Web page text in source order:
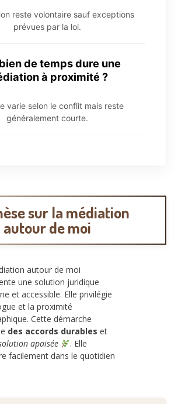
reste volontaire sauf exceptions
prévues par la loi.
de temps dure une
à proximité ?
varie selon le conflit mais reste
généralement courte.
sur la médiation
autour de moi
autour de moi
une solution juridique
et accessible. Elle privilégie
et la proximité
Cette démarche
des accords durables et
apaisée
. Elle
facilement dans le quotidien